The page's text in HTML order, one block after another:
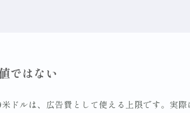
ではない
ドルは、広告費として使える上限です。実際